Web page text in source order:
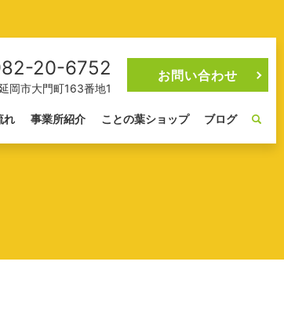
れ 事業所紹介 ことの葉ショップ ブログ
20-6752
岡市大門町163番地1
お問い合わせ